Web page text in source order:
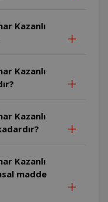
Kazanlı
Kazanlı
Kazanlı
Kazanlı
madde